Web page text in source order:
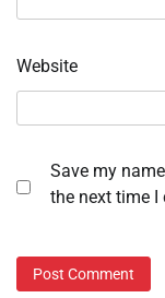
Website
Save my
the next time I